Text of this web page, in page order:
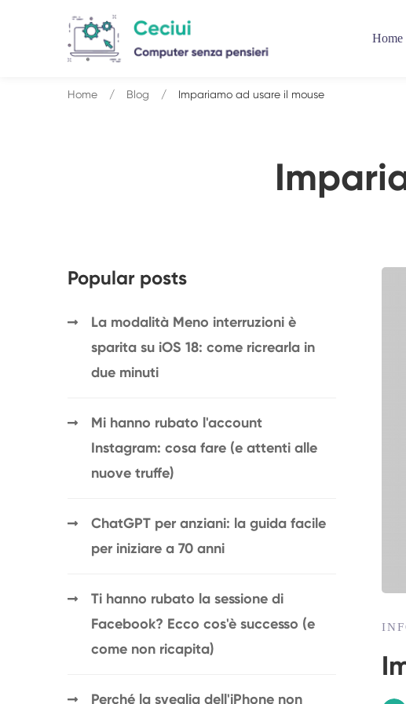
Home
Home Blog Impariamo ad usare il mouse
Popular posts
La modalità Meno interruzioni è
sparita su iOS 18: come ricrearla in
due minuti
Mi hanno rubato l'account
Instagram: cosa fare (e attenti alle
nuove truffe)
ChatGPT per anziani: la guida facile
per iniziare a 70 anni
Ti hanno rubato la sessione di
Facebook? Ecco cos'è successo (e
come non ricapita)
Perché la sveglia dell'iPhone non